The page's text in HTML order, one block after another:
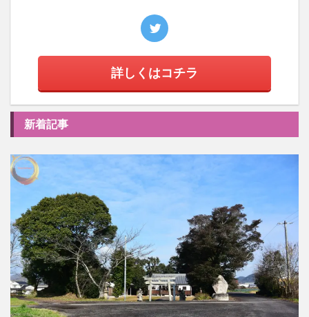
詳しくはコチラ
新着記事